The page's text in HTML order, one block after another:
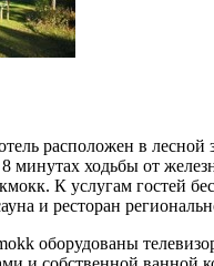
расположен в лесной
минутах ходьбы от
К услугам гостей
и ресторан
оборудованы